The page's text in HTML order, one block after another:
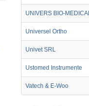
UNIVERS BIO-
Universel Ortho
Univet SRL
Ustomed Instrumente
Vatech & E-Woo